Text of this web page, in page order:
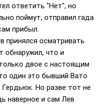
ответить "Нет", но
поймут, отправил гада
прибыл.
принялся осматривать
обнаружил, что и
двое с настоящим
один это бывший Вато
Гердьюк. Но разве тот не
наверное и сам Лев